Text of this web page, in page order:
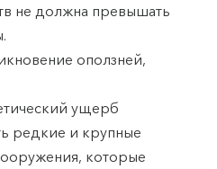
не должна превышать
оползней,
ущерб
редкие и крупные
которые